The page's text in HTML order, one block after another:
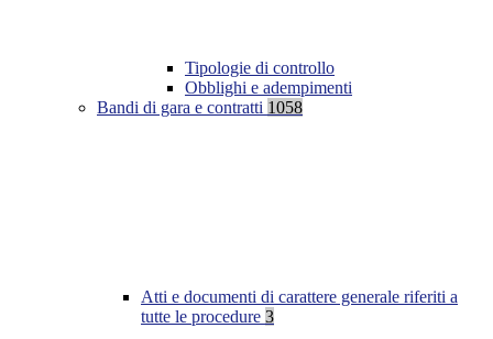
Tipologie di controllo
Obblighi e adempimenti
Bandi di gara e contratti 1058
Atti e documenti di carattere generale riferiti a
tutte le procedure 3